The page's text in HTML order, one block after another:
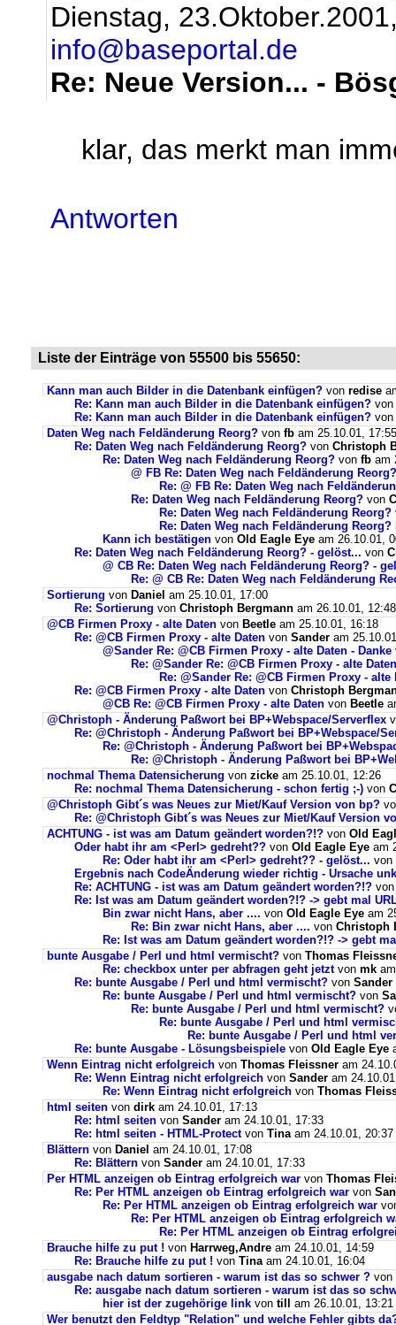
Dienstag,
info@baseportal.de
Re: Neue Version... -
klar, das merkt man
Antworten
Liste der Einträge von 55500 bis 55650:
Kann man auch Bilder in die Datenbank einfügen? von redise
Re: Kann man auch Bilder in die Datenbank einfügen? von
Re: Kann man auch Bilder in die Datenbank einfügen? von
Daten Weg nach Feldänderung Reorg? von fb am 25.10.01, 17:55
Re: Daten Weg nach Feldänderung Reorg? von Christoph
Re: Daten Weg nach Feldänderung Reorg? von fb am
@ FB Re: Daten Weg nach Feldänderung Reorg?
Re: @ FB Re: Daten Weg nach
Re: Daten Weg nach Feldänderung Reorg? von
Re: Daten Weg nach Feldänderung Reorg?
Re: Daten Weg nach Feldänderung
Kann ich bestätigen von Old Eagle Eye am 26.10.01,
Re: Daten Weg nach Feldänderung Reorg? - gelöst... von
@ CB Re: Daten Weg nach Feldänderung Reorg? -
Re: @ CB Re: Daten Weg nach Feldänderung
Sortierung von Daniel am 25.10.01, 17:00
Re: Sortierung von Christoph Bergmann am 26.10.01, 12:48
@CB Firmen Proxy - alte Daten von Beetle am 25.10.01, 16:18
Re: @CB Firmen Proxy - alte Daten von Sander am
@Sander Re: @CB Firmen Proxy - alte Daten - Danke
Re: @Sander Re: @CB Firmen Proxy - alte
Re: @Sander Re: @CB Firmen Proxy - alte
Re: @CB Firmen Proxy - alte Daten von Christoph
@CB Re: @CB Firmen Proxy - alte Daten von Beetle
@Christoph - Änderung Paßwort bei BP+Webspace/Serverflex
Re: @Christoph - Änderung Paßwort bei BP+Webspace/
Re: @Christoph - Änderung Paßwort bei
Re: @Christoph - Änderung Paßwort bei
nochmal Thema Datensicherung von zicke am 25.10.01, 12:26
Re: nochmal Thema Datensicherung - schon fertig ;-) von
@Christoph Gibt´s was Neues zur Miet/Kauf Version von bp?
Re: @Christoph Gibt´s was Neues zur Miet/Kauf Version
ACHTUNG - ist was am Datum geändert worden?!? von Old
Oder habt ihr am <Perl> gedreht?? von Old Eagle Eye am
Re: Oder habt ihr am <Perl> gedreht?? - gelöst... von
Ergebnis nach CodeÄnderung wieder richtig - Ursache
Re: ACHTUNG - ist was am Datum geändert worden?!?
Re: Ist was am Datum geändert worden?!? -> gebt mal
Bin zwar nicht Hans, aber .... von Old Eagle Eye am
Re: Bin zwar nicht Hans, aber .... von Christoph
Re: Ist was am Datum geändert worden?!? -> gebt
bunte Ausgabe / Perl und html vermischt? von Thomas
Re: checkbox unter per abfragen geht jetztvon mk
Re: bunte Ausgabe / Perl und html vermischt? von Sander
Re: bunte Ausgabe / Perl und html vermischt? von
Re: bunte Ausgabe / Perl und html vermischt?
Re: bunte Ausgabe / Perl und html
Re: bunte Ausgabe / Perl und html
Re: bunte Ausgabe - Lösungsbeispiele von Old Eagle Eye
Wenn Eintrag nicht erfolgreich von Thomas Fleissner am
Re: Wenn Eintrag nicht erfolgreich von Sander am
Re: Wenn Eintrag nicht erfolgreich von Thomas
html seiten von dirk am 24.10.01, 17:13
Re: html seiten von Sander am 24.10.01, 17:33
Re: html seiten - HTML-Protectvon Tinaam 24.10.01, 20:37
Blättern von Daniel am 24.10.01, 17:08
Re: Blättern von Sander am 24.10.01, 17:33
Per HTML anzeigen ob Eintrag erfolgreich war von Thomas
Re: Per HTML anzeigen ob Eintrag erfolgreich war von
Re: Per HTML anzeigen ob Eintrag erfolgreich war
Re: Per HTML anzeigen ob Eintrag erfolgreich
Re: Per HTML anzeigen ob Eintrag
Brauche hilfe zu put ! von Harrweg,Andre am 24.10.01, 14:59
Re: Brauche hilfe zu put ! von Tinaam 24.10.01, 16:04
ausgabe nach datum sortieren - warum ist das so schwer ? von
Re: ausgabe nach datum sortieren - warum ist das so
hier ist der zugehörige link von till
am 26.10.01, 13:21
Wer benutzt den Feldtyp "Relation" und welche Fehler gibts